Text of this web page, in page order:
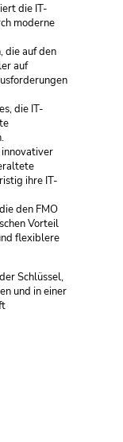
die IT-
moderne
die auf den
auf
die IT-
innovativer
ihre IT-
den FMO
Vorteil
flexiblere
Schlüssel,
und in einer